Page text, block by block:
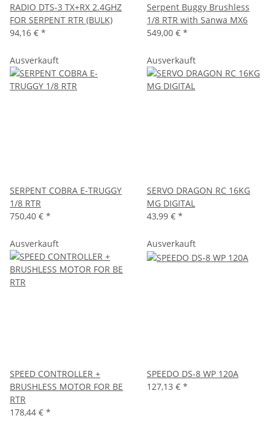
RADIO DTS-3 TX+RX 2.4GHZ
FOR SERPENT RTR (BULK)
94,16 € *
Serpent Buggy Brushless
1/8 RTR with Sanwa MX6
549,00 € *
Ausverkauft
SERPENT COBRA E-TRUGGY
1/8 RTR
750,40 € *
Ausverkauft
SERVO DRAGON RC 16KG
MG DIGITAL
43,99 € *
Ausverkauft
SPEED CONTROLLER +
BRUSHLESS MOTOR FOR BE
RTR
178,44 € *
Ausverkauft
SPEEDO DS-8 WP 120A
127,13 € *